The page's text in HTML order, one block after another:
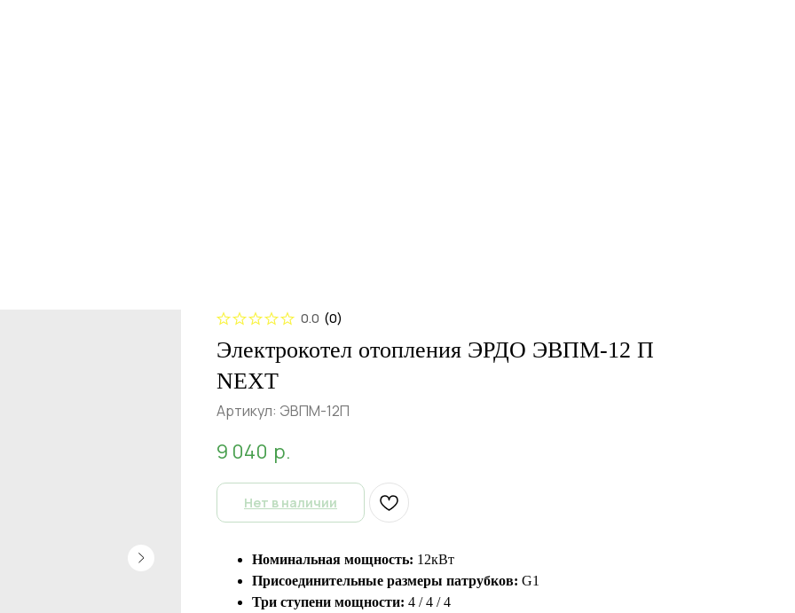
0.0 (0)
Электрокотел отопления ЭРДО ЭВПМ-12 П
NEXT
Артикул: ЭВПМ-12П
9 040 р.
Нет в наличии
Номинальная мощность: 12кВт
Присоединительные размеры патрубков: G1
Три ступени мощности: 4 / 4 / 4